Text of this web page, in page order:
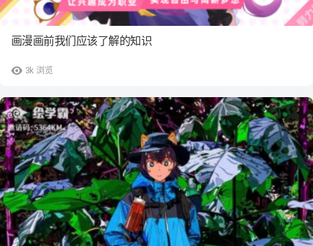
3k 浏览
画漫画前我们应该了解的知识